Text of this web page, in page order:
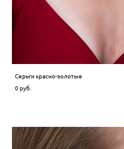
Серьги красно-золотые
0 pуб.